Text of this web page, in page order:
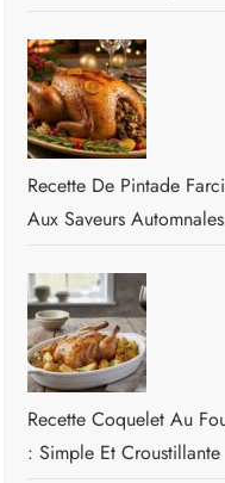
Recette De Pintade
Aux Saveurs Automnales
Recette Coquelet Au
: Simple Et Croustillante